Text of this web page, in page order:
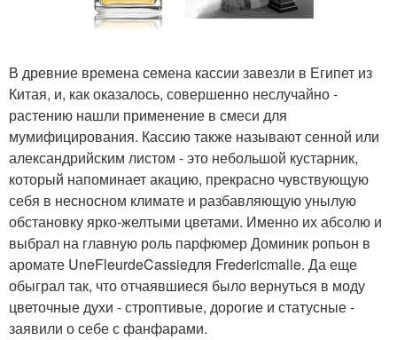
В древние времена семена кассии завезли в Египет из
Китая, и, как оказалось, совершенно неслучайно -
растению нашли применение в смеси для
мумифицирования. Кассию также называют сенной или
александрийским листом - это небольшой кустарник,
который напоминает акацию, прекрасно чувствующую
себя в несносном климате и разбавляющую унылую
обстановку ярко-желтыми цветами. Именно их абсолю и
выбрал на главную роль парфюмер Доминик ропьон в
аромате UneFleurdeCassieдля Fredericmalle. Да еще
обыграл так, что отчаявшиеся было вернуться в моду
цветочные духи - строптивые, дорогие и статусные -
заявили о себе с фанфарами.